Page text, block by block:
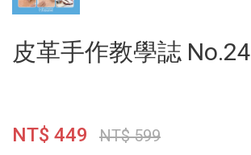
皮革手作教學誌 No.24
NT$ 449 NT$ 599